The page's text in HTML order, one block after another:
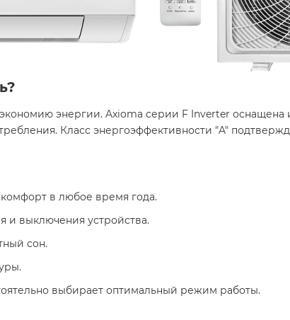
энергии. Axioma серии F Inverter оснащена
Класс энергоэффективности "A"
в любое время года.​
и выключения устройства.​
сон.​
выбирает оптимальный режим работы.​